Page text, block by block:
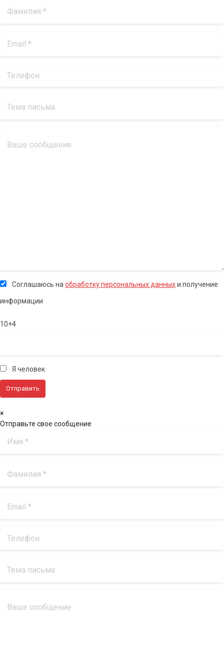
Соглашаюсь на обработку персональных данныхи получение
информации
10+4
Я человек
×
Отправьте свое сообщение